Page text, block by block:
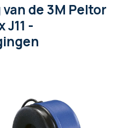
van de 3M Peltor
J11 -